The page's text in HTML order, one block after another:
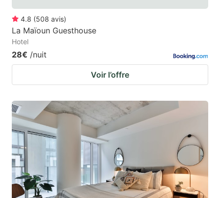
4.8 (508 avis)
La Maïoun Guesthouse
Hotel
28€ /nuit
Voir l’offre